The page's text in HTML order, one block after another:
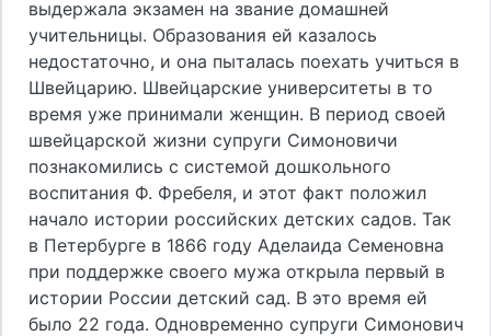
выдержала экзамен на звание домашней
учительницы. Образования ей казалось
недостаточно, и она пыталась поехать учиться в
Швейцарию. Швейцарские университеты в то
время уже принимали женщин. В период своей
швейцарской жизни супруги Симоновичи
познакомились с системой дошкольного
воспитания Ф. Фребеля, и этот факт положил
начало истории российских детских садов. Так
в Петербурге в 1866 году Аделаида Семеновна
при поддержке своего мужа открыла первый в
истории России детский сад. В это время ей
было 22 года. Одновременно супруги Симонович